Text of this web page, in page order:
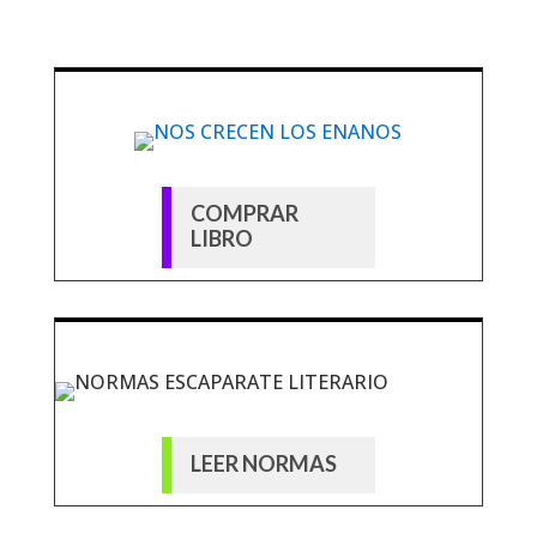
COMPRAR
LIBRO
LEER NORMAS